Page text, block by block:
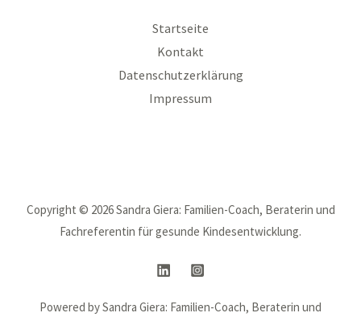
Startseite
Kontakt
Datenschutzerklärung
Impressum
Copyright © 2026 Sandra Giera: Familien-Coach, Beraterin und
Fachreferentin für gesunde Kindesentwicklung.
Powered by Sandra Giera: Familien-Coach, Beraterin und